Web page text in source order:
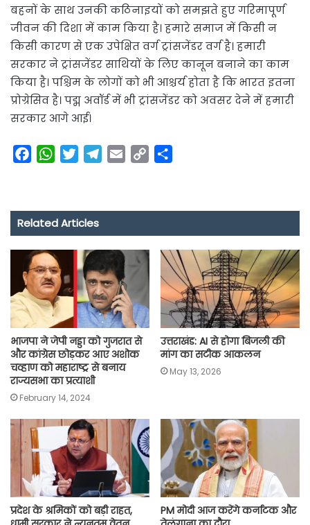
बहनों के साथ उनकी कठिनाइयों को समझते हुए गरिमापूर्ण
जीवन की दिशा में काम किया है। हमारे समाज में किसी न
किसी कारण से एक उपेक्षित वर्ग ट्रांसजेंडर वर्ग है। हमारी
सरकार ने ट्रांसजेंडर साथियों के लिए कानून बनाने का काम
किया है। पश्चिम के लोगों को भी आश्चर्य होता है कि भारत इतना
प्रोग्रेसिव है। पद्म अवॉर्ड में भी ट्रांसजेंडर को अवसर देने में हमारी
सरकार आगे आई।
e
b
o
k
W
t
s
p
p
t
t
r
e
m
i
y
n
k
r
Related Articles
भाजपा ने जेपी नड्डा को गुजरात से
और कांग्रेस छोड़कर आए अशोक
चव्हाण को महाराष्ट्र से बनाय
राज्यसभा का प्रत्याशी
February 14, 2024
उत्तराखंड: AI से होगा बिजली की
मांग का सटीक आकलन
May 13, 2026
प्रदेश के श्रमिकों को बड़ी राहत,
PM मोदी आज करेंगे कर्नाटक और